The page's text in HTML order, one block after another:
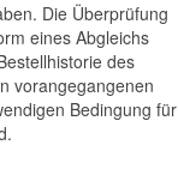
Die Überprüfung
eines Abgleichs
des
vorangegangenen
Bedingung für